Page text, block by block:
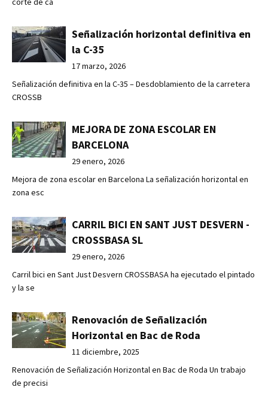
Señalización horizontal definitiva en
la C-35
17 marzo, 2026
Señalización definitiva en la C-35 – Desdoblamiento de la carretera
CROSSB
MEJORA DE ZONA ESCOLAR EN
BARCELONA
29 enero, 2026
Mejora de zona escolar en Barcelona La señalización horizontal en
zona esc
CARRIL BICI EN SANT JUST DESVERN -
CROSSBASA SL
29 enero, 2026
Carril bici en Sant Just Desvern CROSSBASA ha ejecutado el pintado
y la se
Renovación de Señalización
Horizontal en Bac de Roda
11 diciembre, 2025
Renovación de Señalización Horizontal en Bac de Roda Un trabajo
de precisi